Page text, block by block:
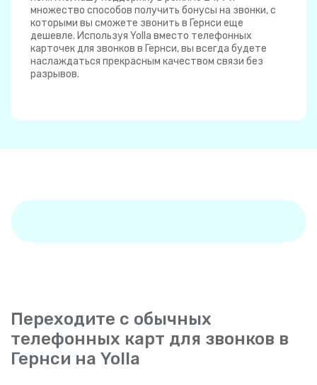
множество способов получить бонусы на звонки, с
которыми вы сможете звонить в Гернси еще
дешевле. Используя Yolla вместо телефонных
карточек для звонков в Гернси, вы всегда будете
наслаждаться прекрасным качеством связи без
разрывов.
Переходите с обычных
телефонных карт для звонков в
Гернси на Yolla